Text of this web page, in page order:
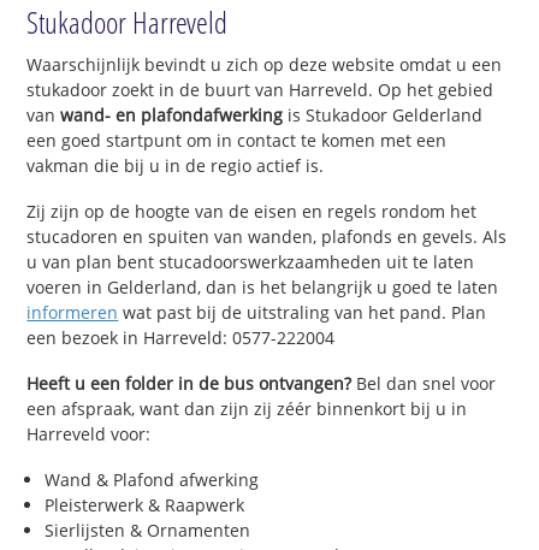
Stukadoor Harreveld
Waarschijnlijk bevindt u zich op deze website omdat u een
stukadoor zoekt in de buurt van Harreveld. Op het gebied
vanwand- en plafondafwerking is Stukadoor Gelderland
een goed startpunt om in contact te komen met een
vakman die bij u in de regio actief is.
Zij zijn op de hoogte van de eisen en regels rondom het
stucadoren en spuiten van wanden, plafonds en gevels. Als
u van plan bent stucadoorswerkzaamheden uit te laten
voeren in Gelderland, dan is het belangrijk u goed te laten
informeren wat past bij de uitstraling van het pand. Plan
een bezoek in Harreveld: 0577-222004
Heeft u een folder in de bus ontvangen?Bel dan snel voor
een afspraak, want dan zijn zij zéér binnenkort bij u in
Harreveld voor:
Wand & Plafond afwerking
Pleisterwerk & Raapwerk
Sierlijsten & Ornamenten